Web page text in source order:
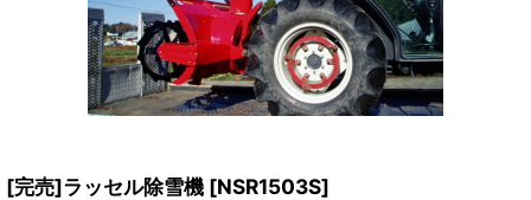
[完売]ラッセル除雪機 [NSR1503S]